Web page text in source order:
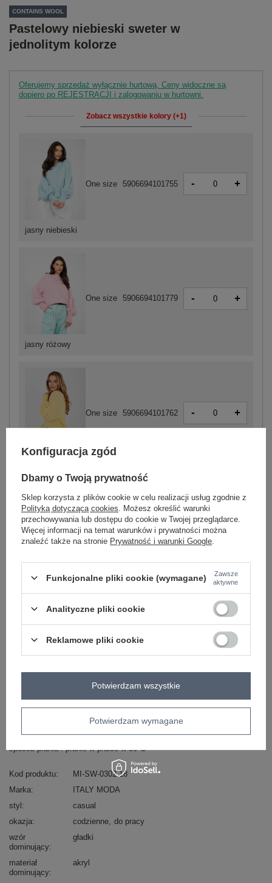
CONTAINS WOOL
Pastelowy niebieski sweter w
jednolitym kolorze
Oferujemy sprzedaż wyłącznie hurtową. Ceny widoczne są
dopiero po REJESTRACJI i zalogowaniu w hurtowni.
Zobacz wszystkie kolory (+1)
jasny różowy
One size 5906694101779 - +
jasny żółty
One size 5906694101762 - +
różowy
One size 5906694101786 -
jasny niebieski
One size 5906694101755 - +
Zobacz wszystkie kolory (+1)
ZALOGUJ SIĘ I ZOBACZ CENĘ
skład materiału : 65% akryl, 9% wełna, 9% wiskoza,
17% poliamid
sposób prania : pranie w pralce w 30°C
Kod produktu
MI-SW-0302.18
Marka
ITALY MODA
styl
casual
okazja
codzienne do pracy
wzór
dominujący
gładki
materiał
dominujący
akryl
Konfiguracja zgód
Dbamy o Twoją prywatność
Sklep korzysta z plików cookie w celu realizacji usług zgodnie z
Polityką dotyczącą cookies . Możesz określić warunki
przechowywania lub dostępu do cookie w Twojej przeglądarce.
Więcej informacji na temat warunków i prywatności można
znaleźć także na stronie Prywatność i warunki Google
Funkcjonalne pliki cookie (wymagane)
Zawsze
aktywne
Analityczne pliki cookie
Reklamowe pliki cookie
Potwierdzam wymagane
Potwierdzam wszystkie